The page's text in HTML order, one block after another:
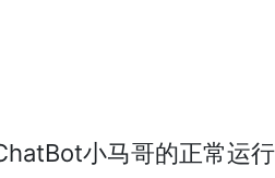
小马哥的正常运